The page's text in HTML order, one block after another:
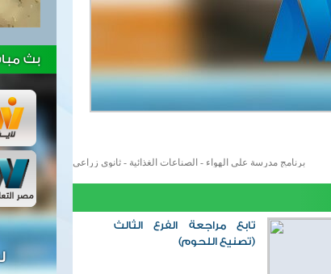
برنامج مدرسة على الهواء - الصناعات الغذائية - ثانوى زراعى
تابع مراجعة الفرع الثالث
(تصنيع اللحوم)
بث